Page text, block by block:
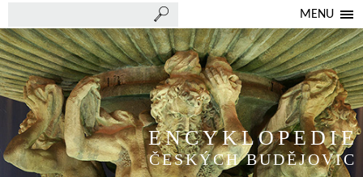
MENU
ENCYKLOPEDIE
ČESKÝCH BUDĚJOVIC